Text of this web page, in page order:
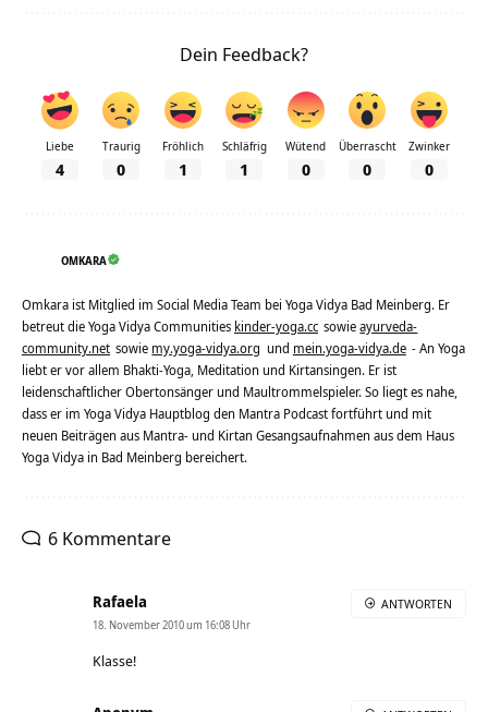
Dein Feedback?
Liebe
4
Traurig
0
Fröhlich
1
Schläfrig
1
Wütend
0
Überrascht
0
Zwinker
0
OMKARA
Omkara ist Mitglied im Social Media Team bei Yoga Vidya Bad Meinberg. Er
betreut die Yoga Vidya Communities kinder-yoga.cc sowieayurveda-
community.net sowie my.yoga-vidya.org und mein.yoga-vidya.de - An Yoga
liebt er vor allem Bhakti-Yoga, Meditation und Kirtansingen. Er ist
leidenschaftlicher Obertonsänger und Maultrommelspieler. So liegt es nahe,
dass er im Yoga Vidya Hauptblog den Mantra Podcast fortführt und mit
neuen Beiträgen aus Mantra- und Kirtan Gesangsaufnahmen aus dem Haus
Yoga Vidya in Bad Meinberg bereichert.
6 Kommentare
Rafaela
18. November 2010 um 16:08 Uhr
Klasse!
ANTWORTEN